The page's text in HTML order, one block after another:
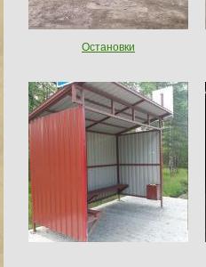
Остановки